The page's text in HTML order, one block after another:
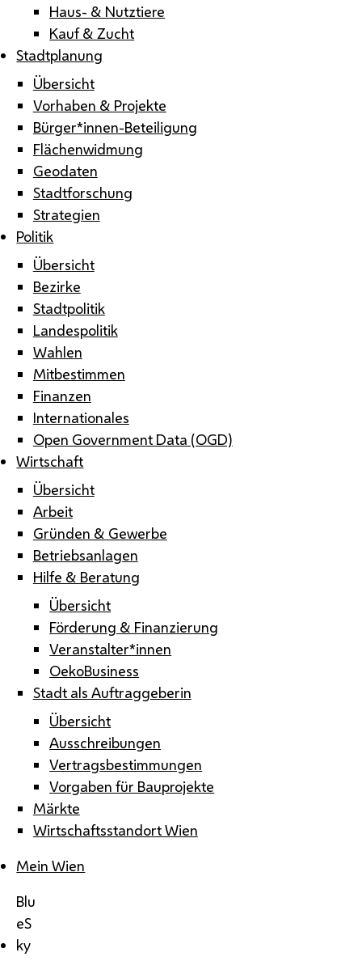
Haus- & Nutztiere
Kauf & Zucht
Stadtplanung
Übersicht
Vorhaben & Projekte
Bürger*innen-Beteiligung
Flächenwidmung
Geodaten
Stadtforschung
Strategien
Politik
Übersicht
Bezirke
Stadtpolitik
Landespolitik
Wahlen
Mitbestimmen
Finanzen
Internationales
Open Government Data (OGD)
Wirtschaft
Übersicht
Arbeit
Gründen & Gewerbe
Betriebsanlagen
Hilfe & Beratung
Übersicht
Förderung & Finanzierung
Veranstalter*innen
OekoBusiness
Stadt als Auftraggeberin
Übersicht
Ausschreibungen
Vertragsbestimmungen
Vorgaben für Bauprojekte
Märkte
Wirtschaftsstandort Wien
Mein Wien
Blu
eS
ky